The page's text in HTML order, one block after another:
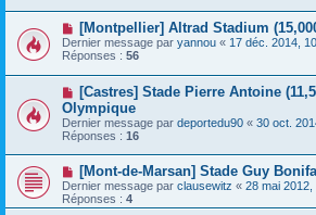
[Montpellier] Altrad Stadium
Dernier message par yannou « 17 déc. 2014,
Réponses : 56
[Castres] Stade Pierre Antoine
Olympique
Dernier message par deportedu90 « 30 oct.
Réponses : 16
[Mont-de-Marsan] Stade Guy
Dernier message par clausewitz « 28 mai 2012,
Réponses : 4